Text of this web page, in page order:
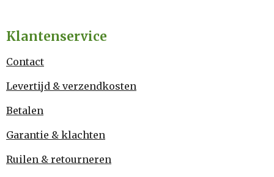
Klantenservice
Contact
Levertijd & verzendkosten
Betalen
Garantie & klachten
Ruilen & retourneren